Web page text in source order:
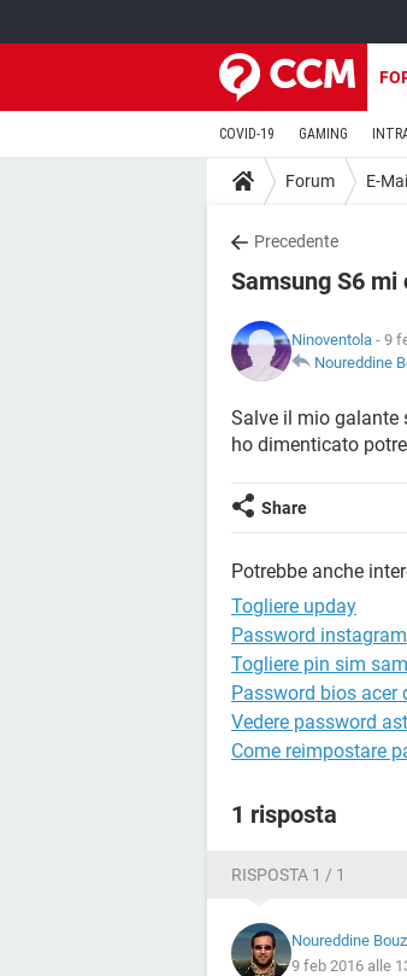
COVID-19 GAMING
Forum E-
Precedente
Samsung S6
Ninoventola - 9
Noureddine
Salve il mio galante
ho dimenticato
Share
Potrebbe anche
Togliere upday
Password
Togliere pin sim
Password bios acer
Vedere password
Come reimpostare
1 risposta
RISPOSTA 1 / 1
Noureddine
9 feb 2016 alle